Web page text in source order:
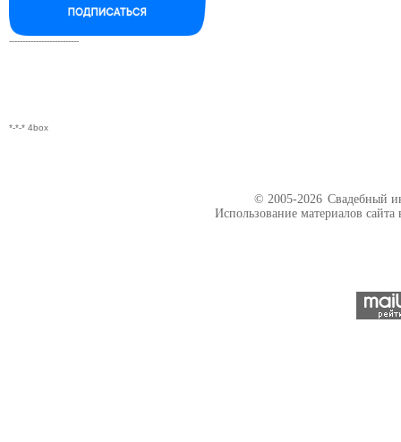
--------------------------
*-*-* 4box
© 2005-2026 Свадебный
Использование материалов